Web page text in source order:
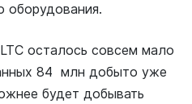
оборудования.
осталось совсем мало
84 млн добыто уже
будет добывать